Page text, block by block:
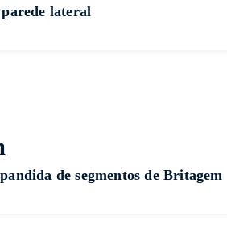
lateral
de segmentos de Britagem